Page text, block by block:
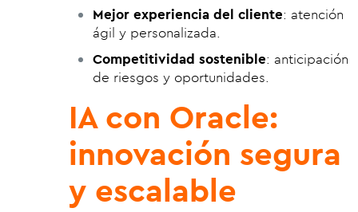
Mejor experiencia del cliente: atención
ágil y personalizada.
Competitividad sostenible: anticipación
de riesgos y oportunidades.
IA con Oracle:
innovación segura
y escalable